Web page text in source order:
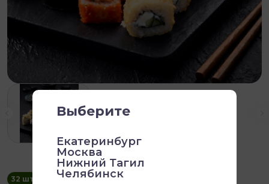
32 шт
Выберите
Екатеринбург
Москва
Нижний Тагил
Челябинск